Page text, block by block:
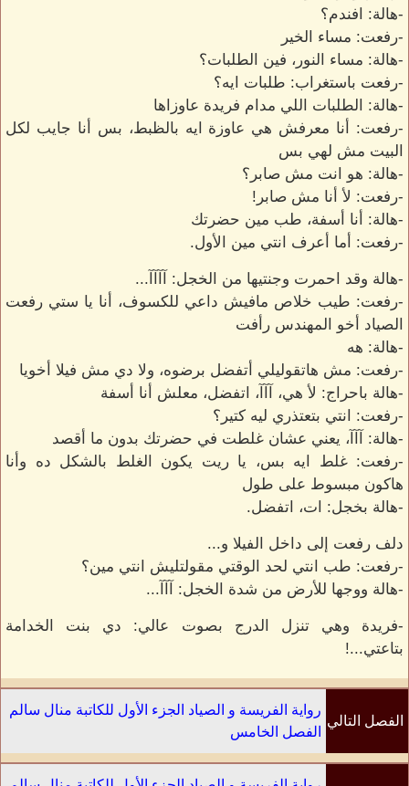
-هالة: افندم؟
-رفعت: مساء الخير
-هالة: مساء النور، فين الطلبات؟
-رفعت باستغراب: طلبات ايه؟
-هالة: الطلبات اللي مدام فريدة عاوزاها
-رفعت: أنا معرفش هي عاوزة ايه بالظبط، بس أنا جايب لكل
البيت مش لهي بس
-هالة: هو انت مش صابر؟
-رفعت: لأ أنا مش صابر!
-هالة: أنا أسفة، طب مين حضرتك
-رفعت: أما أعرف انتي مين الأول.
-هالة وقد احمرت وجنتيها من الخجل: آآآآ...
-رفعت: طيب خلاص مافيش داعي للكسوف، أنا يا ستي رفعت
الصياد أخو المهندس رأفت
-هالة: هه
-رفعت: مش هاتقوليلي أتفضل برضوه، ولا دي مش فيلا أخويا
-هالة باحراج: لأ هي، آآآ، اتفضل، معلش أنا أسفة
-رفعت: انتي بتعتذري ليه كتير؟
-هالة: آآآ، يعني عشان غلطت في حضرتك بدون ما أقصد
-رفعت: غلط ايه بس، يا ريت يكون الغلط بالشكل ده وأنا
هاكون مبسوط على طول
-هالة بخجل: ات، اتفضل.
دلف رفعت إلى داخل الفيلا و...
-رفعت: طب انتي لحد الوقتي مقولتليش انتي مين؟
-هالة ووجها للأرض من شدة الخجل: آآآ...
-فريدة وهي تنزل الدرج بصوت عالي: دي بنت الخدامة
بتاعتي...!
الفصل التالي
رواية الفريسة و الصياد الجزء الأول للكاتبة منال سالم
الفصل الخامس